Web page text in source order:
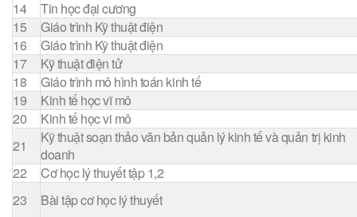
14
Tin học đại cương
15
Giáo trình Kỹ thuật điện
16
Giáo trình Kỹ thuật điện
17
Kỹ thuật điện tử
18
Giáo trình mô hình toán kinh tế
19
Kinh tế học vĩ mô
20
Kinh tế học vi mô
21
Kỹ thuật soạn thảo văn bản quản lý kinh tế và quản trị kinh
doanh
22
Cơ học lý thuyết tập 1,2
23
Bài tập cơ học lý thuyết